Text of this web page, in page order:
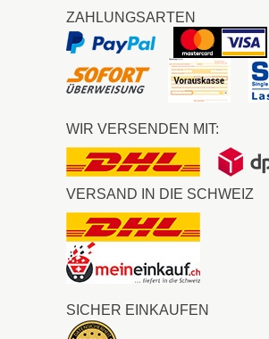
ZAHLUNGSARTEN
WIR VERSENDEN MIT:
VERSAND IN DIE SCHWEIZ
SICHER EINKAUFEN